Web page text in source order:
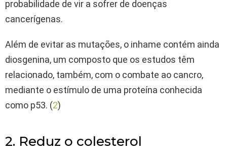
probabilidade de vir a sofrer de doenças
cancerígenas.
Além de evitar as mutações, o inhame contém ainda
diosgenina, um composto que os estudos têm
relacionado, também, com o combate ao cancro,
mediante o estímulo de uma proteína conhecida
como p53. (2)
2. Reduz o colesterol